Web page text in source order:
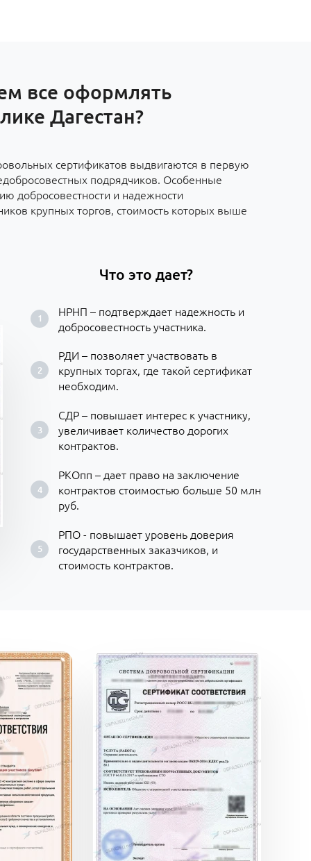
все оформлять
Дагестан?
сертификатов выдвигаются в первую
подрядчиков. Особенные
добросовестности и надежности
крупных торгов, стоимость которых выше
Что это дает?
НРНП – подтверждает надежность и
добросовестность участника.
РДИ – позволяет участвовать в
крупных торгах, где такой сертификат
необходим.
СДР – повышает интерес к участнику,
увеличивает количество дорогих
контрактов.
РКОпп – дает право на заключение
контрактов стоимостью больше 50 млн
руб.
РПО - повышает уровень доверия
государственных заказчиков, и
стоимость контрактов.